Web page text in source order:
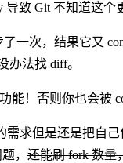
导致 Git 不知道这
一次，结果它又
法找 diff。
能！否则你也会被
求但是还是把自
， 还能刷 fork 数量